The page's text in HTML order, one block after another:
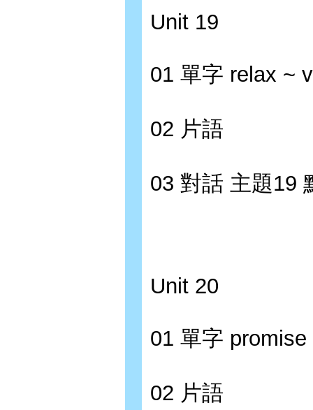
Unit 19
01 單字 relax ~
02 片語
03 對話 主題19
Unit 20
01 單字
02 片語